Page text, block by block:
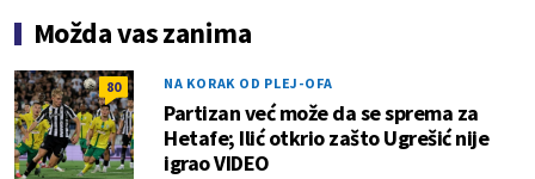
Možda vas zanima
80 NA KORAK OD PLEJ-OFA
Partizan već može da se sprema za
Hetafe; Ilić otkrio zašto Ugrešić nije
igrao VIDEO